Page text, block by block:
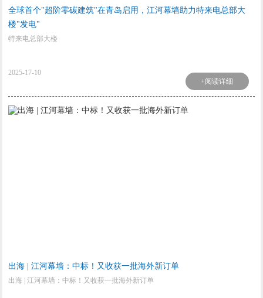
全球首个"超阶零碳建筑"在青岛启用，江河幕墙助力特来电总部大
楼"发电"
特来电总部大楼
2025-17-10
+阅读详细
出海 | 江河幕墙：中标！又收获一批海外新订单
出海 | 江河幕墙：中标！又收获一批海外新订单